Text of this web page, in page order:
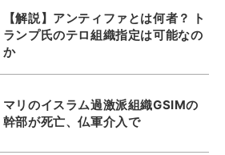
【解説】アンティファとは何者？ ト
ランプ氏のテロ組織指定は可能なの
か
マリのイスラム過激派組織GSIMの
幹部が死亡、仏軍介入で